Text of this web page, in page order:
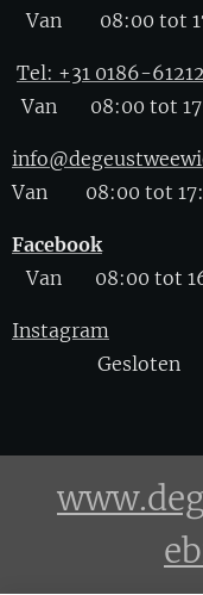
Van 08:00 tot
Tel: +31 0186-
Van 08:00 tot
Van 08:00 tot
Facebook
Van 08:00 tot
Instagram
Gesloten